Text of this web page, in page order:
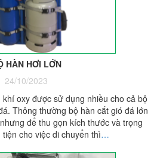
HÀN HƠI LỚN
24/10/2023
oxy được sử dụng nhiều cho cả bộ
Thông thường bộ hàn cắt gió đá lớn
để thu gọn kích thước và trọng
cho việc di chuyển thì…